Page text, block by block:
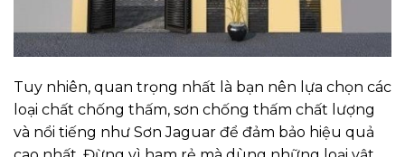
Tuy nhiên, quan trọng nhất là bạn nên lựa chọn các
loại chất chống thấm, sơn chống thấm chất lượng
và nổi tiếng như Sơn Jaguar để đảm bảo hiệu quả